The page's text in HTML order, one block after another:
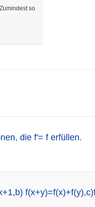
so
die f'= f erfüllen.